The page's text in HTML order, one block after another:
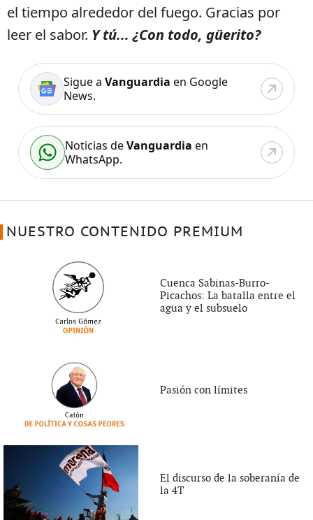
el tiempo alrededor del fuego. Gracias por
leer el sabor. Y tú... ¿Con todo, güerito?
Sigue a Vanguardia en Google
News.
Noticias deVanguardia en
WhatsApp.
NUESTRO CONTENIDO PREMIUM
Cuenca Sabinas-Burro-
Picachos: La batalla entre el
agua y el subsuelo
Pasión con límites
El discurso de la soberanía de
la 4T